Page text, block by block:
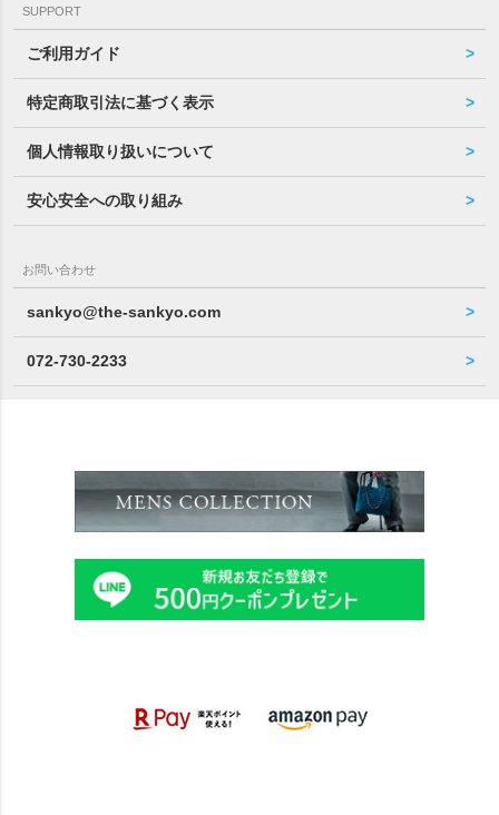
SUPPORT
ご利用ガイド
特定商取引法に基づく表示
個人情報取り扱いについて
安心安全への取り組み
お問い合わせ
sankyo@the-sankyo.com
072-730-2233